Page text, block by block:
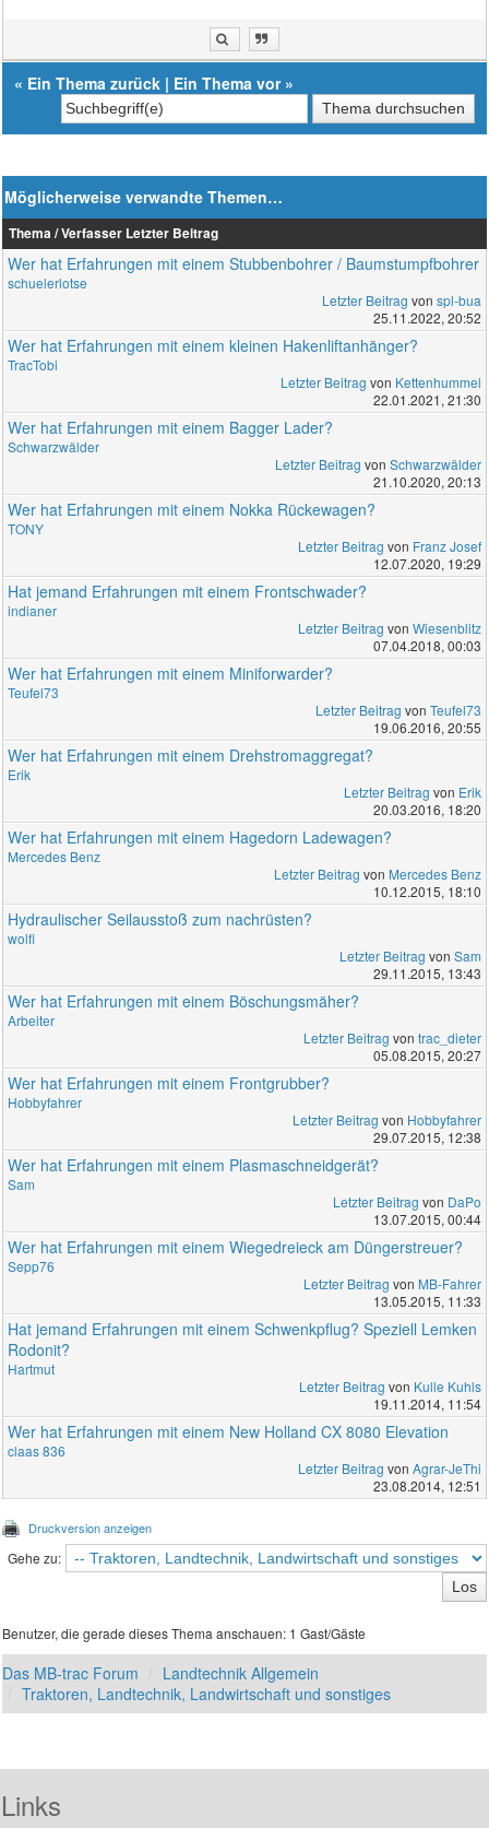
« Ein Thema zurück | Ein Thema vor»
Möglicherweise verwandte Themen…
Thema / Verfasser Letzter Beitrag
Wer hat Erfahrungen mit einem Stubbenbohrer / Baumstumpfbohrer
schuelerlotse
Letzter Beitrag von spl-bua
25.11.2022, 20:52
Wer hat Erfahrungen mit einem kleinen Hakenliftanhänger?
TracTobi
Letzter Beitrag von Kettenhummel
22.01.2021, 21:30
Wer hat Erfahrungen mit einem Bagger Lader?
Schwarzwälder
Letzter Beitrag von Schwarzwälder
21.10.2020, 20:13
Wer hat Erfahrungen mit einem Nokka Rückewagen?
TONY
Letzter Beitrag von Franz Josef
12.07.2020, 19:29
Hat jemand Erfahrungen mit einem Frontschwader?
indianer
Letzter Beitrag von Wiesenblitz
07.04.2018, 00:03
Wer hat Erfahrungen mit einem Miniforwarder?
Teufel73
Letzter Beitrag von Teufel73
19.06.2016, 20:55
Wer hat Erfahrungen mit einem Drehstromaggregat?
Erik
Letzter Beitrag von Erik
20.03.2016, 18:20
Wer hat Erfahrungen mit einem Hagedorn Ladewagen?
Mercedes Benz
Letzter Beitrag von Mercedes Benz
10.12.2015, 18:10
Hydraulischer Seilausstoß zum nachrüsten?
wolfi
Letzter Beitrag von Sam
29.11.2015, 13:43
Wer hat Erfahrungen mit einem Böschungsmäher?
Arbeiter
Letzter Beitrag von trac_dieter
05.08.2015, 20:27
Wer hat Erfahrungen mit einem Frontgrubber?
Hobbyfahrer
Letzter Beitrag von Hobbyfahrer
29.07.2015, 12:38
Wer hat Erfahrungen mit einem Plasmaschneidgerät?
Sam
Letzter Beitrag von DaPo
13.07.2015, 00:44
Wer hat Erfahrungen mit einem Wiegedreieck am Düngerstreuer?
Sepp76
Letzter Beitrag von MB-Fahrer
13.05.2015, 11:33
Hat jemand Erfahrungen mit einem Schwenkpflug? Speziell Lemken
Rodonit?
Hartmut
Letzter Beitrag von Kulle Kuhls
19.11.2014, 11:54
Wer hat Erfahrungen mit einem New Holland CX 8080 Elevation
claas 836
Letzter Beitrag von Agrar-JeThi
23.08.2014, 12:51
Druckversion anzeigen
Gehe zu:
Benutzer, die gerade dieses Thema anschauen: 1 Gast/Gäste
Das MB-trac Forum
Landtechnik Allgemein
Traktoren, Landtechnik, Landwirtschaft und sonstiges
Links